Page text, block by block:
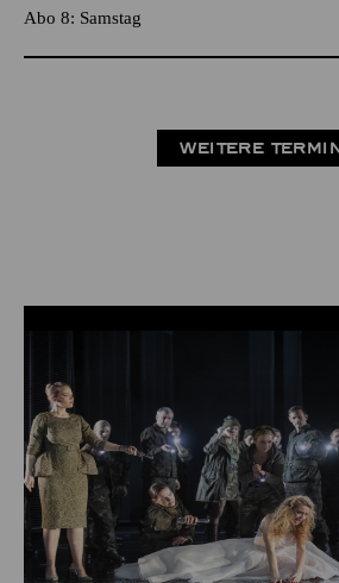
Abo 8: Samstag
WEITERE